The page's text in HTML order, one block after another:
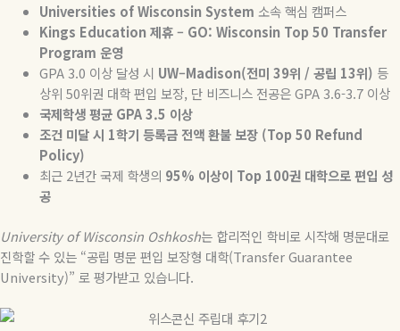
Universities of Wisconsin System 소속 핵심 캠퍼스
Kings Education제휴– GO: Wisconsin Top 50 Transfer
Program 운영
GPA 3.0 이상 달성 시 UW–Madison(전미 39위 / 공립 13위) 등
상위 50위권 대학 편입 보장, 단 비즈니스 전공은GPA 3.6-3.7 이상
국제학생 평균GPA 3.5 이상
조건 미달 시 1학기 등록금 전액 환불 보장(Top 50 Refund
Policy)
최근2년간 국제 학생의 95% 이상이 Top 100권 대학으로 편입 성
공
University of Wisconsin Oshkosh는 합리적인 학비로시작해 명문대로
진학할수 있는 “공립 명문편입 보장형 대학(Transfer Guarantee
University)” 로평가받고 있습니다.